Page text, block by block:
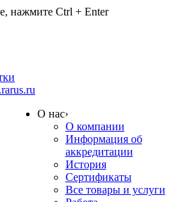
нажмите Ctrl + Enter
О нас›
О компании
Информация об
аккредитации
История
Сертификаты
Все товары и услуги